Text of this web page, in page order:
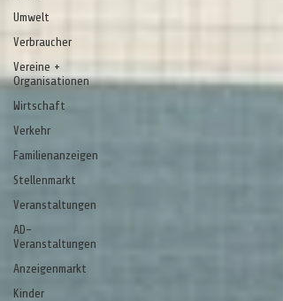
Umwelt
Verbraucher
Vereine +
Organisationen
Wirtschaft
Verkehr
Familienanzeigen
Stellenmarkt
Veranstaltungen
AD-
Veranstaltungen
Anzeigenmarkt
Kinder